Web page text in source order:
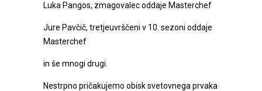
Luka Pangos, zmagovalec oddaje Masterchef
Jure Pavčič, tretjeuvrščeni v 10. sezoni oddaje
Masterchef
in še mnogi drugi.
Nestrpno pričakujemo obisk svetovnega prvaka